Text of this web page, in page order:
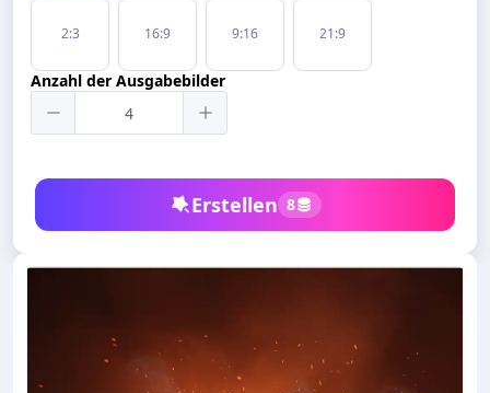
2:3 16:9 9:16 21:9
Anzahl der Ausgabebilder
Erstellen 8